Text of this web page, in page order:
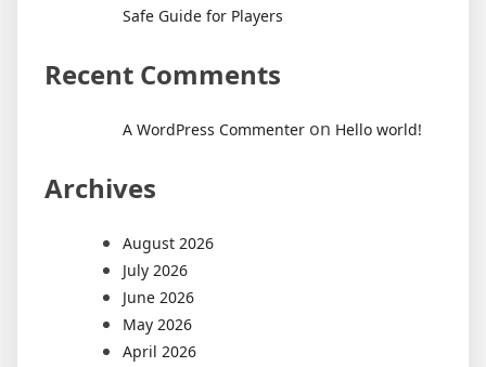
Safe Guide for Players
Recent Comments
A WordPress Commenter on Hello world!
Archives
August 2026
July 2026
June 2026
May 2026
April 2026